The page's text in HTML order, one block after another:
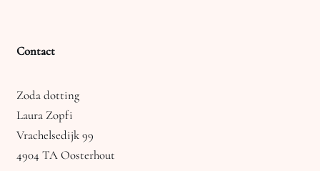
Contact
Zoda dotting
Laura Zopfi
Vrachelsedijk 99
4904 TA Oosterhout